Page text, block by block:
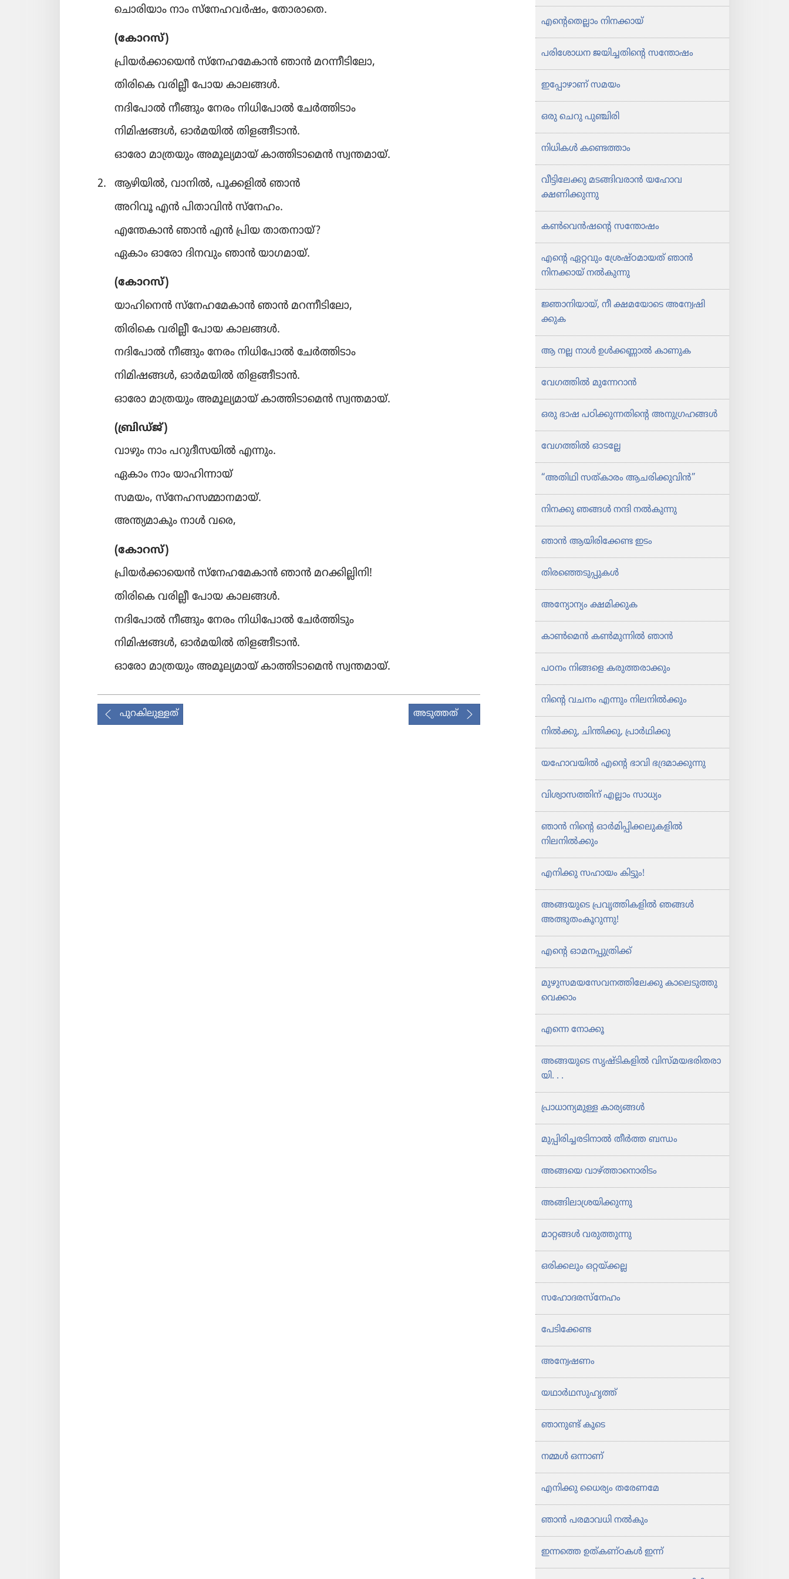
ചൊരി​യാം നാം സ്‌നേ​ഹ​വർഷം, തോരാ​തെ.
(കോറ​സ്‌)
പ്രിയർക്കായെൻ സ്‌നേ​ഹ​മേ​കാൻ ഞാൻ മറന്നീ​ടി​ലോ,
തിരികെ വരില്ലീ പോയ കാലങ്ങൾ.
നദി​പോൽ നീങ്ങും നേരം നിധി​പോൽ ചേർത്തി​ടാം
നിമി​ഷ​ങ്ങൾ, ഓർമ​യിൽ തിളങ്ങീ​ടാൻ.
ഓരോ മാത്ര​യും അമൂല്യ​മായ്‌ കാത്തി​ടാ​മെൻ സ്വന്തമായ്‌.
2.
ആഴിയിൽ, വാനിൽ, പൂക്കളിൽ ഞാൻ
അറിവൂ എൻ പിതാ​വിൻ സ്‌നേഹം.
എന്തേകാൻ ഞാൻ എൻ പ്രിയ താതനായ്‌?
ഏകാം ഓരോ ദിനവും ഞാൻ യാഗമായ്‌.
(കോറ​സ്‌)
യാഹിനെൻ സ്‌നേ​ഹ​മേ​കാൻ ഞാൻ മറന്നീ​ടി​ലോ,
തിരികെ വരില്ലീ പോയ കാലങ്ങൾ.
നദി​പോൽ നീങ്ങും നേരം നിധി​പോൽ ചേർത്തി​ടാം
നിമി​ഷ​ങ്ങൾ, ഓർമ​യിൽ തിളങ്ങീ​ടാൻ.
ഓരോ മാത്ര​യും അമൂല്യ​മായ്‌ കാത്തി​ടാ​മെൻ സ്വന്തമായ്‌.
(ബ്രിഡ്‌ജ്‌)
വാഴും നാം പറുദീ​സ​യിൽ എന്നും.
ഏകാം നാം യാഹി​ന്നായ്‌
സമയം, സ്‌നേ​ഹ​സ​മ്മാ​ന​മായ്‌.
അന്ത്യമാ​കും നാൾ വരെ,
(കോറ​സ്‌)
പ്രിയർക്കായെൻ സ്‌നേ​ഹ​മേ​കാൻ ഞാൻ മറക്കി​ല്ലി​നി!
തിരികെ വരില്ലീ പോയ കാലങ്ങൾ.
നദി​പോൽ നീങ്ങും നേരം നിധി​പോൽ ചേർത്തി​ടും
നിമി​ഷ​ങ്ങൾ, ഓർമ​യിൽ തിളങ്ങീ​ടാൻ.
ഓരോ മാത്ര​യും അമൂല്യ​മായ്‌ കാത്തി​ടാ​മെൻ സ്വന്തമായ്‌.
പുറകിലുള്ളത് അടുത്തത്
എന്റെ​തെ​ല്ലാം നിനക്കായ്‌
പരി​ശോ​ധന ജയിച്ച​തി​ന്റെ സന്തോഷം
ഇപ്പോ​ഴാണ്‌ സമയം
ഒരു ചെറു പുഞ്ചിരി
നിധികൾ കണ്ടെത്താം
വീട്ടി​ലേക്കു മടങ്ങി​വ​രാൻ യഹോവ
ക്ഷണിക്കു​ന്നു
കൺ​വെൻ​ഷന്റെ സന്തോഷം
എന്റെ ഏറ്റവും ശ്രേഷ്‌ഠ​മാ​യത്‌ ഞാൻ
നിനക്കായ്‌ നൽകുന്നു
ജ്ഞാനി​യായ്‌, നീ ക്ഷമയോ​ടെ അന്വേ​ഷി​
ക്കുക
ആ നല്ല നാൾ ഉൾക്കണ്ണാൽ കാണുക
വേഗത്തിൽ മുന്നേ​റാൻ
ഒരു ഭാഷ പഠിക്കു​ന്ന​തി​ന്റെ അനു​ഗ്ര​ഹങ്ങൾ
വേഗത്തിൽ ഓടല്ലേ
“അതിഥി സത്‌കാ​രം ആചരി​ക്കു​വിൻ”
നിനക്കു ഞങ്ങൾ നന്ദി നൽകുന്നു
ഞാൻ ആയിരി​ക്കേണ്ട ഇടം
തിര​ഞ്ഞെ​ടു​പ്പു​കൾ
അന്യോ​ന്യം ക്ഷമിക്കുക
കാൺമെൻ കൺമു​ന്നിൽ ഞാൻ
പഠനം നിങ്ങളെ കരുത്ത​രാ​ക്കും
നിന്റെ വചനം എന്നും നിലനിൽക്കും
നിൽക്കു, ചിന്തിക്കു, പ്രാർഥി​ക്കു
യഹോ​വ​യിൽ എന്റെ ഭാവി ഭദ്രമാ​ക്കു​ന്നു
വിശ്വാ​സ​ത്തിന്‌ എല്ലാം സാധ്യം
ഞാൻ നിന്റെ ഓർമി​പ്പി​ക്ക​ലു​ക​ളിൽ
നിലനിൽക്കും
എനിക്കു സഹായം കിട്ടും!
അങ്ങയുടെ പ്രവൃ​ത്തി​ക​ളിൽ ഞങ്ങൾ
അത്ഭുതം​കൂ​റു​ന്നു!
എന്റെ ഓമന​പ്പു​ത്രിക്ക്‌
മുഴു​സ​മ​യ​സേ​വ​ന​ത്തി​ലേക്കു കാലെ​ടു​ത്തു​
വെ​ക്കാം
എന്നെ നോക്കൂ
അങ്ങയുടെ സൃഷ്ടി​ക​ളിൽ വിസ്‌മ​യ​ഭ​രി​ത​രാ​
യി. . .
പ്രാധാ​ന്യ​മുള്ള കാര്യങ്ങൾ
മുപ്പി​രി​ച്ച​ര​ടി​നാൽ തീർത്ത ബന്ധം
അങ്ങയെ വാഴ്‌ത്താ​നൊ​രി​ടം
അങ്ങിലാ​ശ്ര​യി​ക്കു​ന്നു
മാറ്റങ്ങൾ വരുത്തു​ന്നു
ഒരിക്ക​ലും ഒറ്റയ്‌ക്കല്ല
സഹോ​ദ​ര​സ്‌നേഹം
പേടി​ക്കേണ്ട
അന്വേ​ഷണം
യഥാർഥ​സു​ഹൃത്ത്‌
ഞാനുണ്ട്‌ കൂടെ
നമ്മൾ ഒന്നാണ്‌
എനിക്കു ധൈര്യം തരേണമേ
ഞാൻ പരമാ​വധി നൽകും
ഇന്നത്തെ ഉത്‌കണ്‌ഠകൾ ഇന്ന്‌